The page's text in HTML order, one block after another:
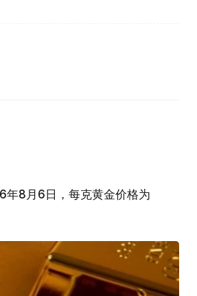
年8月6日，每克黄金价格为